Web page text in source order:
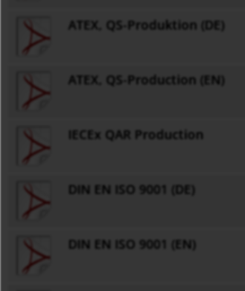
ATEX, QS-Produktion (DE)
ATEX, QS-Production (EN)
IECEx QAR Production
DIN EN ISO 9001 (DE)
DIN EN ISO 9001 (EN)